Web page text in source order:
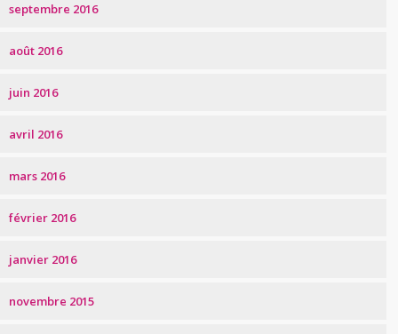
septembre 2016
août 2016
juin 2016
avril 2016
mars 2016
février 2016
janvier 2016
novembre 2015